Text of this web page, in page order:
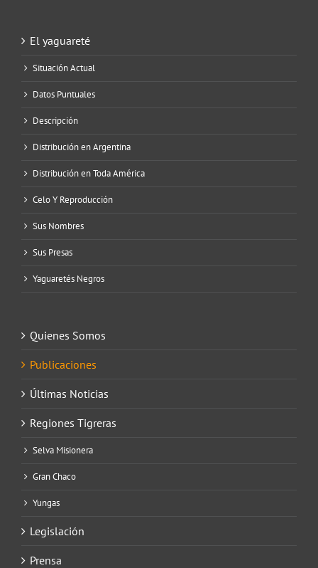
El yaguareté
Situación Actual
Datos Puntuales
Descripción
Distribución en Argentina
Distribución en Toda América
Celo Y Reproducción
Sus Nombres
Sus Presas
Yaguaretés Negros
Quienes Somos
Publicaciones
Últimas Noticias
Regiones Tigreras
Selva Misionera
Gran Chaco
Yungas
Legislación
Prensa